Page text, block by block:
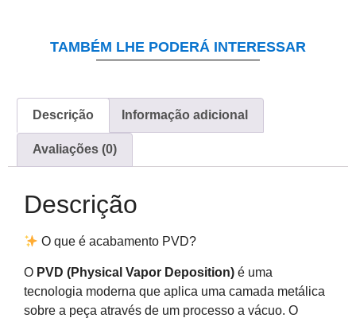
TAMBÉM LHE PODERÁ INTERESSAR
Descrição Informação adicional
Avaliações (0)
Descrição
O que é acabamento PVD?
O PVD (Physical Vapor Deposition) é uma
tecnologia moderna que aplica uma camada metálica
sobre a peça através de um processo a vácuo. O